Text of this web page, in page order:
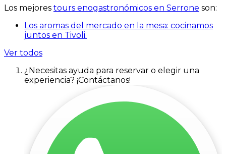
Los mejores tours enogastronómicos en Serrone son:
Los aromas del mercado en la mesa: cocinamos
juntos en Tivoli.
Ver todos
¿Necesitas ayuda para reservar o elegir una
experiencia? ¡Contáctanos!